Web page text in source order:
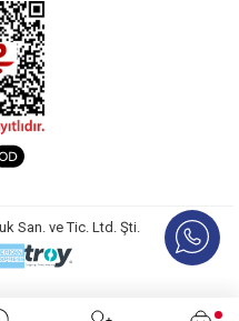
San. ve Tic. Ltd. Şti.